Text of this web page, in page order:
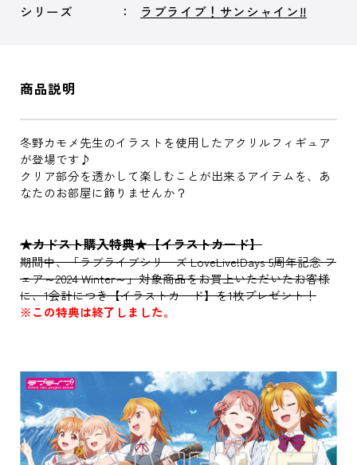
シリーズ ラブライブ！サンシャイン!!
商品説明
冬野カモメ先生のイラストを使用したアクリルフィギュア
が登場です♪
クリア部分を透かして楽しむことが出来るアイテムを、あ
なたのお部屋に飾りませんか？
★カドスト購入特典★【イラストカード】
期間中、「ラブライブシリーズ LoveLive!Days 5周年記念 フ
ェア～2024 Winter～」対象商品をお買上いただいたお客様
に、1会計につき【イラストカード】を1枚プレゼント！
※この特典は終了しました。